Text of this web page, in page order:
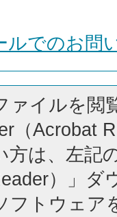
ルでのお問
ァイルを閲
（Acrobat
方は、左記
）」ダ
フトウェア